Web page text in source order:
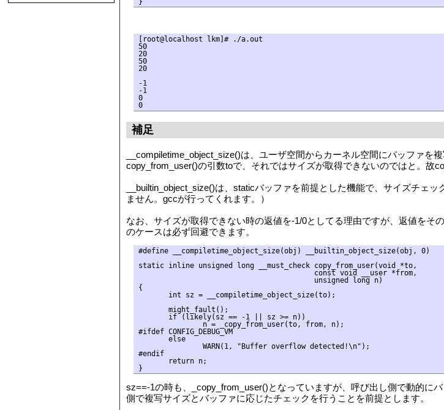
[root@localhost lkm]# ./a.out
50
20
50
20
-1
-1
0
0
補足
__compiletime_object_size()は、ユーザ空間からカーネル空間にバッファを
copy_from_user()の引数toで、それではサイズが取得できないのではと。故
__builtin_object_size()は、staticバッファを前提とした機能で、サイズチェ
ません。gccが行ってくれます。）
なお、サイズが取得できない時の返値を-1/0としてる理由ですが、返値を
のケースは必ず回避できます。
#define __compiletime_object_size(obj) __builtin_object_size(obj, 0)
static inline unsigned long __must_check copy_from_user(void *to,
                                         const void __user *from,
                                         unsigned long n)
{
       int sz = __compiletime_object_size(to);
       might_fault();
       if (likely(sz == -1 || sz >= n))
               n = _copy_from_user(to, from, n);
#ifdef CONFIG_DEBUG_VM
       else
               WARN(1, "Buffer overflow detected!\n");
#endif
       return n;
sz==-1の時も、_copy_from_user()となっていますが、呼び出し側で動的に
側で複写サイズとバッファに応じたチェックを行うことを前提とします。